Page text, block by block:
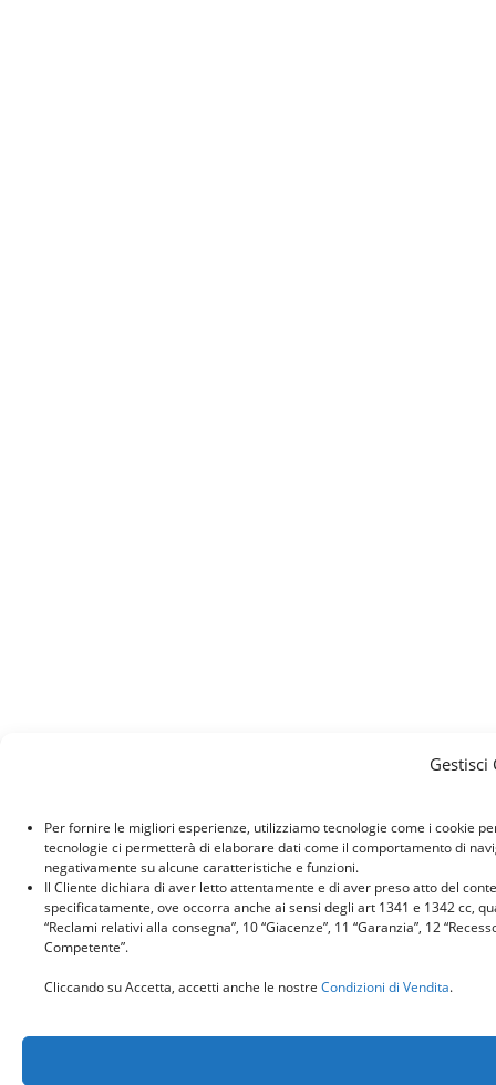
Gestisci
Per fornire le migliori esperienze, utilizziamo tecnologie come i cookie
tecnologie ci permetterà di elaborare dati come il comportamento di
negativamente su alcune caratteristiche e funzioni.
Il Cliente dichiara di aver letto attentamente e di aver preso atto del
specificatamente, ove occorra anche ai sensi degli art 1341 e 1342 cc,
“Reclami relativi alla consegna”, 10 “Giacenze”, 11 “Garanzia”, 12
Competente”.
Cliccando su Accetta, accetti anche le nostre Condizioni di Vendita.